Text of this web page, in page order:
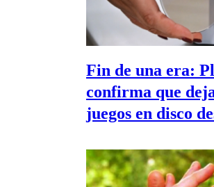
Fin de una era:
confirma que
juegos en disco